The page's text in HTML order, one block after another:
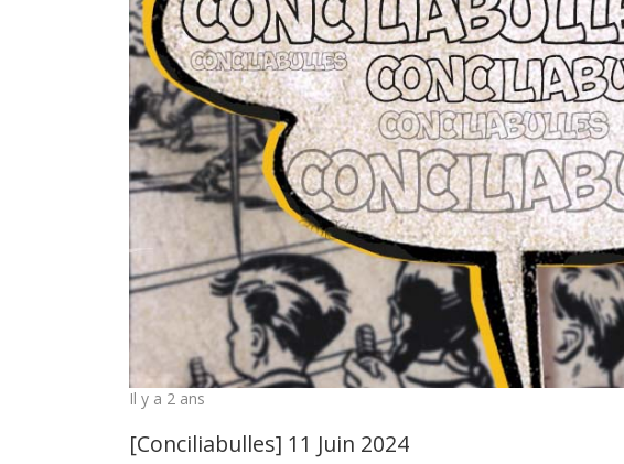
Il y a 2 ans
[Conciliabulles] 11 Juin 2024